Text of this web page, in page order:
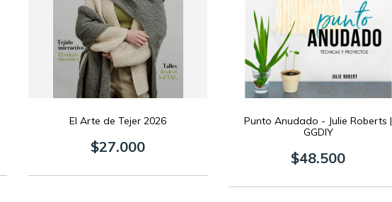
El Arte de Tejer 2026
$27.000
Punto Anudado - Julie Roberts |
GGDIY
$48.500